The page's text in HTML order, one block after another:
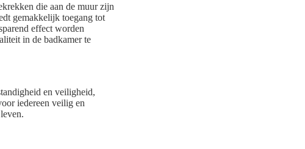
die aan de muur zijn
gemakkelijk toegang tot
effect worden
in de badkamer te
en veiligheid,
iedereen veilig en